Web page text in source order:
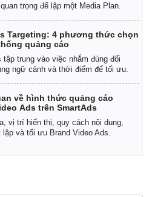
Thị trường
Giá vàng
Tiêu dùng
Tỷ giá
trọng để lập một Media Plan.
Targeting: 4 phương thức chọn
quảng cáo
tập trung vào việc nhắm đúng đối
ngữ cảnh và thời điểm để tối ưu.
về hình thức quảng cáo
Ads trên SmartAds
vị trí hiển thị, quy cách nội dung,
và tối ưu Brand Video Ads.